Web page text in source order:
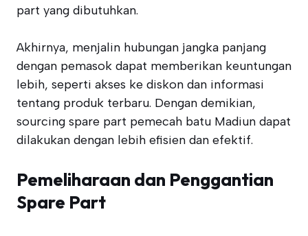
part yang dibutuhkan.
Akhirnya, menjalin hubungan jangka panjang
dengan pemasok dapat memberikan keuntungan
lebih, seperti akses ke diskon dan informasi
tentang produk terbaru. Dengan demikian,
sourcing spare part pemecah batu Madiun dapat
dilakukan dengan lebih efisien dan efektif.
Pemeliharaan dan Penggantian
Spare Part